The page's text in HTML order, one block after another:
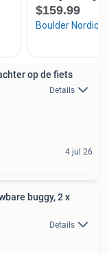
op de fiets
Details
4 jul 26
buggy, 2 x
Details